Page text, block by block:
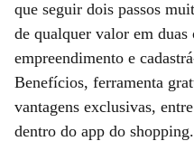
que seguir dois passos
de qualquer valor em duas
empreendimento e
Benefícios, ferramenta
vantagens exclusivas,
dentro do app do shopping.